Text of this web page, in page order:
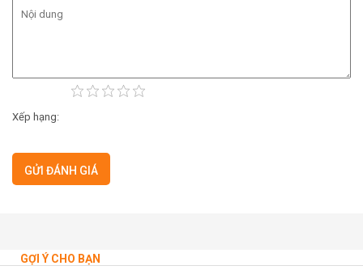
Xếp hạng:
GỢI Ý CHO BẠN